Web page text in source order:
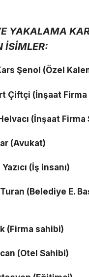
YAKALAMA
İSİMLER:
Şenol (Özel
Çiftçi (İnşaat Firma
(İnşaat Firma
(Avukat)
(İş insanı)
(Belediye E.
(Firma sahibi)
(Otel Sahibi)